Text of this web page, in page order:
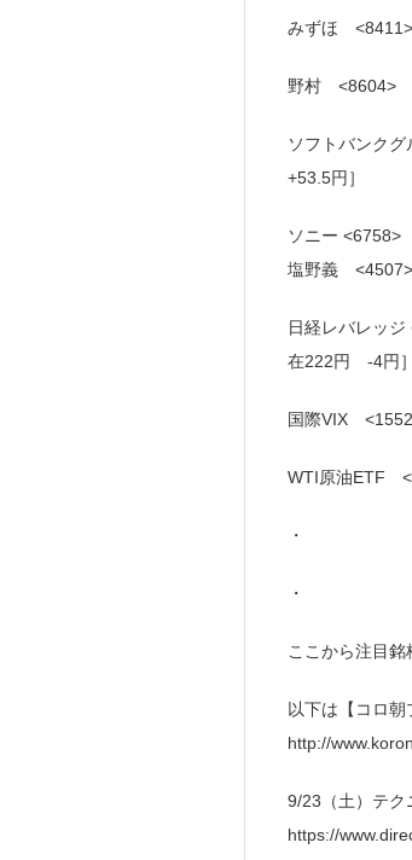
みずほ
野村 <8604>
ソフトバンク
+53.5円］
ソニー <6758>
塩野義
日経レバレッ
在222円 -4円］
国際VIX
WTI原油ETF
・
・
ここから注目銘
以下は【コロ朝
http://
9/23（土）テク
https://